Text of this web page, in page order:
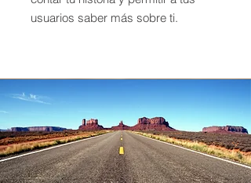
usuarios saber más sobre ti.